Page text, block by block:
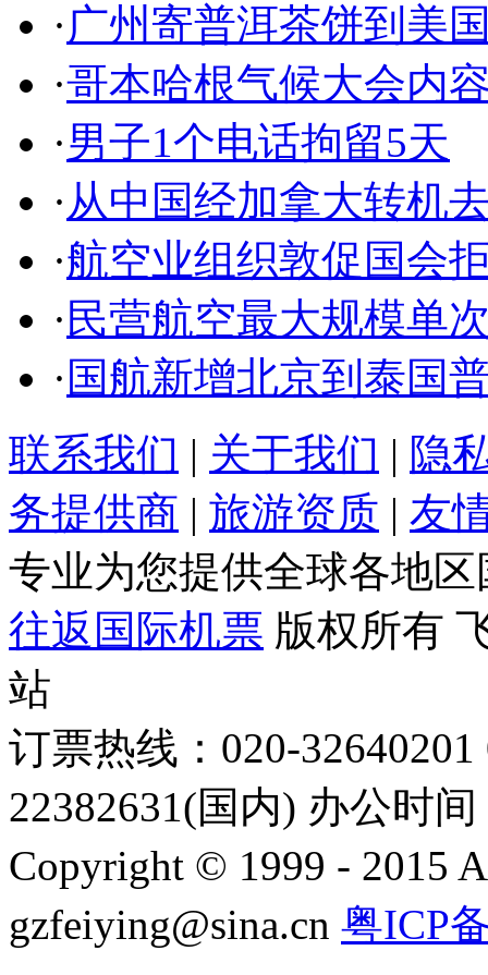
·广州寄普洱茶饼到美
·哥本哈根气候大会内
·男子1个电话拘留5天
·从中国经加拿大转机
·航空业组织敦促国会
· 民营航空最大规模单
· 国航新增北京到泰国
联系我们 | 关于我们 | 隐
务提供商 | 旅游资质 | 友
专业为您提供全球各地
往返国际机票 版权所有
站
订票热线：020-
22382631(国内) 办公时
Copyright © 1999 - 2015
gzfeiying@sina.cn 粤ICP